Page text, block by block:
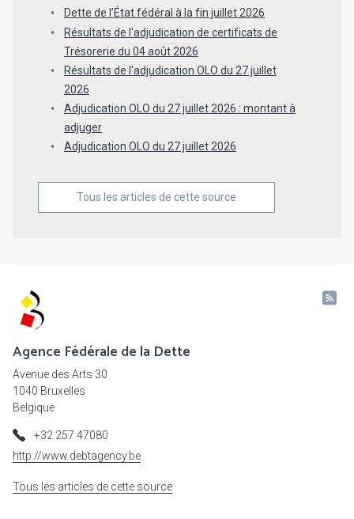
Dette de l’État fédéral à la fin juillet 2026
Résultats de l'adjudication de certificats de
Trésorerie du 04 août 2026
Résultats de l'adjudication OLO du 27 juillet
2026
Adjudication OLO du 27 juillet 2026 : montant à
adjuger
Adjudication OLO du 27 juillet 2026
Tous les articles de cette source
Agence Fédérale de la Dette
Avenue des Arts 30
1040 Bruxelles
Belgique
+32 257 47080
http://www.debtagency.be
Tous les articles de cette source